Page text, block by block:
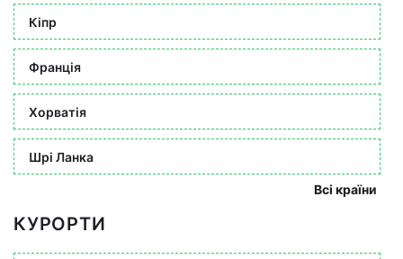
Кіпр
Франція
Хорватія
Шрі Ланка
Всі країни
КУРОРТИ